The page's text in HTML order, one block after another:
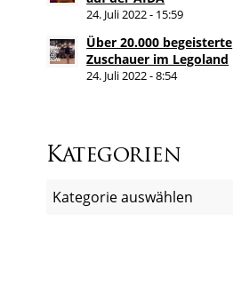
24. Juli 2022 - 15:59
Über 20.000 begeisterte
Zuschauer im Legoland
24. Juli 2022 - 8:54
Kategorien